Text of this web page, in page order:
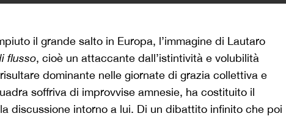
il grande salto in Europa, l’immagine di Lautaro
flusso, cioè un attaccante dall’istintività e volubilità
dominante nelle giornate di grazia collettiva e
soffriva di improvvise amnesie, ha costituito il
discussione intorno a lui. Di un dibattito infinito che poi